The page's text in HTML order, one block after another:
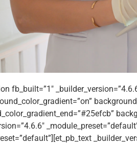
fb_built=”1″